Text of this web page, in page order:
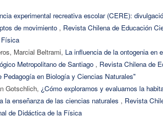
experimental recreativa escolar (CERE):
de movimiento , Revista Chilena de Educación
Marcial Beltrami, La influencia de la ontogenia en
Metropolitano de Santiago , Revista Chilena de
Pedagogía en Biología y Ciencias Naturales"
Gotschlich, ¿Cómo exploramos y evaluamos la
la enseñanza de las ciencias naturales , Revista
de Didáctica de la Física